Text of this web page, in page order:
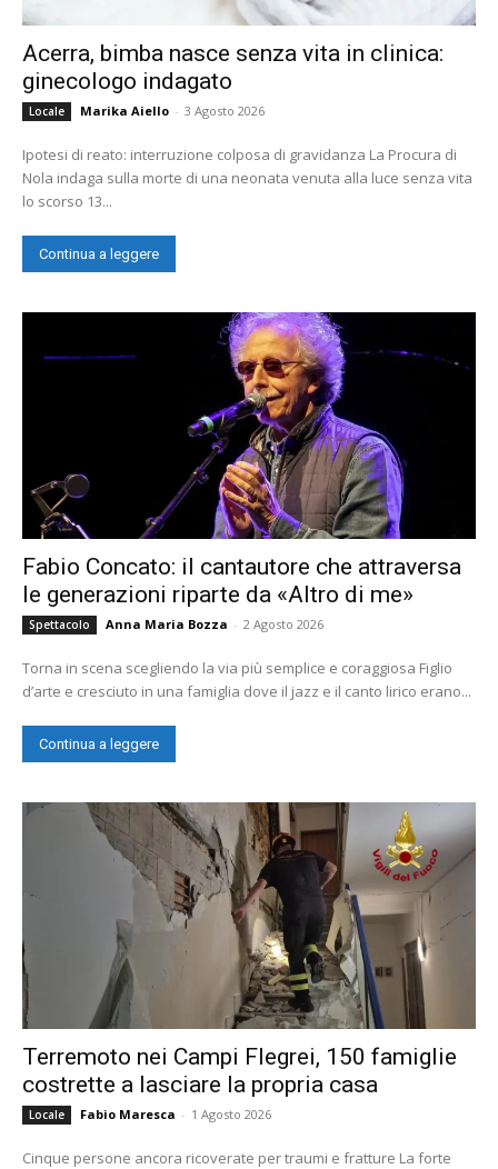
Acerra, bimba nasce senza vita in clinica:
ginecologo indagato
Locale Marika Aiello - 3 Agosto 2026
Ipotesi di reato: interruzione colposa di gravidanza La Procura di
Nola indaga sulla morte di una neonata venuta alla luce senza vita
lo scorso 13...
Continua a leggere
Fabio Concato: il cantautore che attraversa
le generazioni riparte da «Altro di me»
Spettacolo Anna Maria Bozza - 2 Agosto 2026
Torna in scena scegliendo la via più semplice e coraggiosa Figlio
d’arte e cresciuto in una famiglia dove il jazz e il canto lirico erano...
Continua a leggere
Terremoto nei Campi Flegrei, 150 famiglie
costrette a lasciare la propria casa
Locale Fabio Maresca - 1 Agosto 2026
Cinque persone ancora ricoverate per traumi e fratture La forte